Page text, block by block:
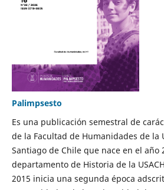
Palimpsesto
Es una publicación semestral de
de la Facultad de Humanidades de la
Santiago de Chile que nace en el año
departamento de Historia de la
2015 inicia una segunda época